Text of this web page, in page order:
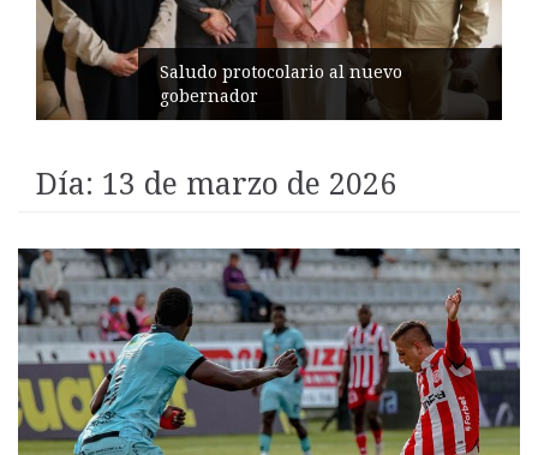
Pelileo conmemora 77 años del
terremoto
Día: 13 de marzo de 2026